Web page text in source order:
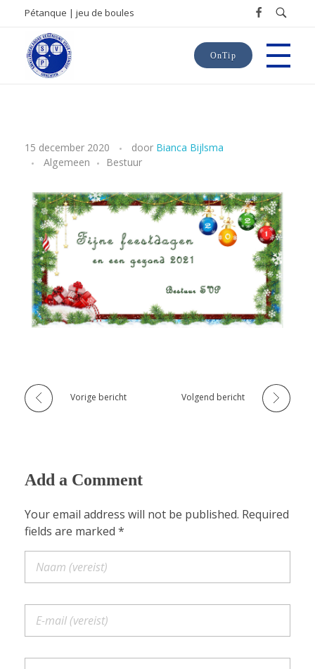
Pétanque | jeu de boules
OnTip
H
e
b
e
s
r
s
t
i
e
d
15 december 2020 door Bianca Bijlsma
Algemeen
Bestuur
Vorige bericht Volgend bericht
Add a Comment
Your email address will not be published. Required
fields are marked *